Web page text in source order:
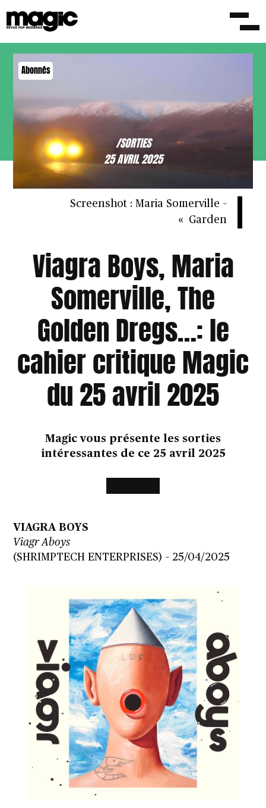
Abonnés
/SORTIES
25 AVRIL 2025
Screenshot : Maria Somerville –
« Garden
Viagra Boys, Maria
Somerville, The
Golden Dregs…: le
cahier critique Magic
du 25 avril 2025
Magic vous présente les sorties
intéressantes de ce 25 avril 2025
VIAGRA BOYS
Viagr Aboys
(SHRIMPTECH ENTERPRISES) – 25/04/2025